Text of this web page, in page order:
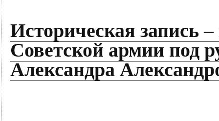
Историческая запись
Советской армии под
Александра